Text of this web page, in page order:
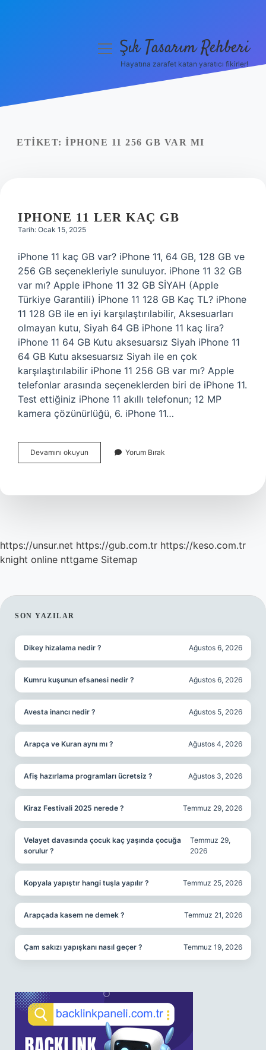
Yasal Uyarı
menüyüŞık Tasarım Rehberi
Hayatına zarafet katan yaratıcı fikirler!
ETIKET: IPHONE 11 256 GB VAR MI
IPHONE 11 LER KAÇ GB
Tarih: Ocak 15, 2025
iPhone 11 kaç GB var? iPhone 11, 64 GB, 128 GB ve
256 GB seçenekleriyle sunuluyor. iPhone 11 32 GB
var mı? Apple iPhone 11 32 GB SİYAH (Apple
Türkiye Garantili) İPhone 11 128 GB Kaç TL? iPhone
11 128 GB ile en iyi karşılaştırılabilir, Aksesuarları
olmayan kutu, Siyah 64 GB iPhone 11 kaç lira?
iPhone 11 64 GB Kutu aksesuarsız Siyah iPhone 11
64 GB Kutu aksesuarsız Siyah ile en çok
karşılaştırılabilir iPhone 11 256 GB var mı? Apple
telefonlar arasında seçeneklerden biri de iPhone 11.
Test ettiğiniz iPhone 11 akıllı telefonun; 12 MP
kamera çözünürlüğü, 6. iPhone 11…
Devamını okuyun
11
Gb
Yorum Bırak
https://unsur.net https://gub.com.tr https://keso.com.tr
knight online nttgame Sitemap
SIDEBAR
SON YAZILAR
Dikey hizalama nedir ? Ağustos 6, 2026
Kumru kuşunun efsanesi nedir ? Ağustos 6, 2026
Avesta inancı nedir ? Ağustos 5, 2026
Arapça ve Kuran aynı mı ? Ağustos 4, 2026
Afiş hazırlama programları ücretsiz ? Ağustos 3, 2026
Kiraz Festivali 2025 nerede ? Temmuz 29, 2026
Velayet davasında çocuk kaç yaşında çocuğa
sorulur ?
Temmuz 29,
2026
Kopyala yapıştır hangi tuşla yapılır ? Temmuz 25, 2026
Arapçada kasem ne demek ? Temmuz 21, 2026
Çam sakızı yapışkanı nasıl geçer ? Temmuz 19, 2026